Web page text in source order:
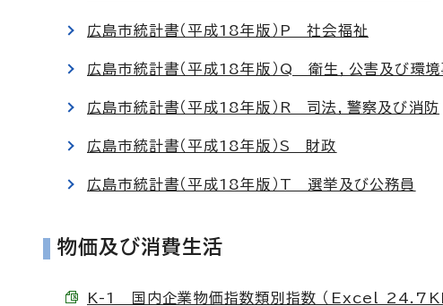
広島市統計書（平成18年版）P 社会福祉
広島市統計書（平成18年版）Q 衛生，公害及び環
広島市統計書（平成18年版）R 司法，警察及び消防
広島市統計書（平成18年版）S 財政
広島市統計書（平成18年版）T 選挙及び公務員
物価及び消費生活
K-1 国内企業物価指数類別指数 （Excel